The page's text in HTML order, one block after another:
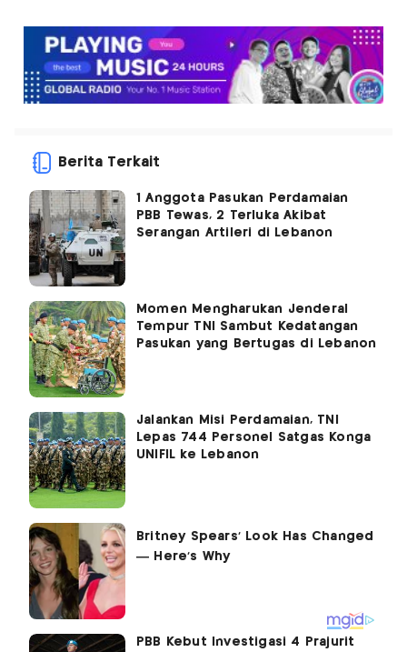
Berita Terkait
1 Anggota Pasukan Perdamaian
PBB Tewas, 2 Terluka Akibat
Serangan Artileri di Lebanon
Momen Mengharukan Jenderal
Tempur TNI Sambut Kedatangan
Pasukan yang Bertugas di Lebanon
Jalankan Misi Perdamaian, TNI
Lepas 744 Personel Satgas Konga
UNIFIL ke Lebanon
PBB Kebut Investigasi 4 Prajurit